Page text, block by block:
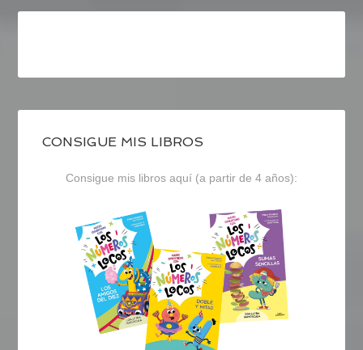
CONSIGUE MIS LIBROS
Consigue mis libros aquí (a partir de 4 años):